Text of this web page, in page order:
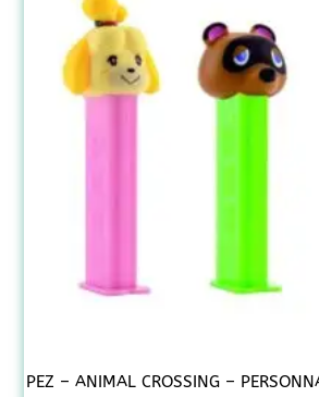
PEZ – ANIMAL CROSSING –